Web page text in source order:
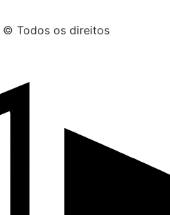
© Todos os direitos